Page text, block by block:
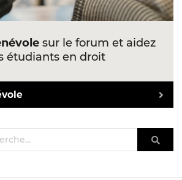
sur le forum et aidez
étudiants en droit